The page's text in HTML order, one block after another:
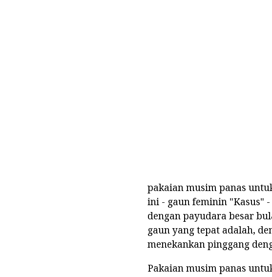
pakaian musim panas
ini - gaun feminin "Kasus"
dengan payudara besar
gaun yang tepat adalah,
menekankan pinggang
Pakaian musim panas